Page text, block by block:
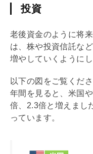
投資
老後資金のように将
は、株や投資信託な
増やしていくようにし
以下の図をご覧くだ
年間を見ると、米国
倍、2.3倍と増えまし
っています。